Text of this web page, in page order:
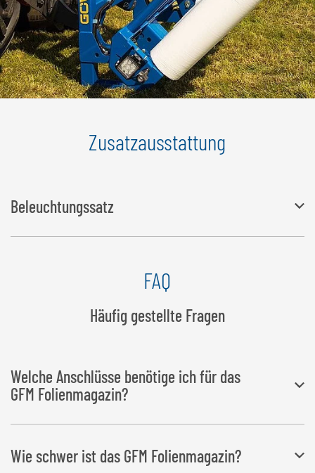
Zusatzausstattung
Beleuchtungssatz
FAQ
Häufig gestellte Fragen
Welche Anschlüsse benötige ich für das
GFM Folienmagazin?
Für das GFM Folienmagazin ist ein doppelwirkender
Hydraulikanschluss erforderlich.
Wie schwer ist das GFM Folienmagazin?